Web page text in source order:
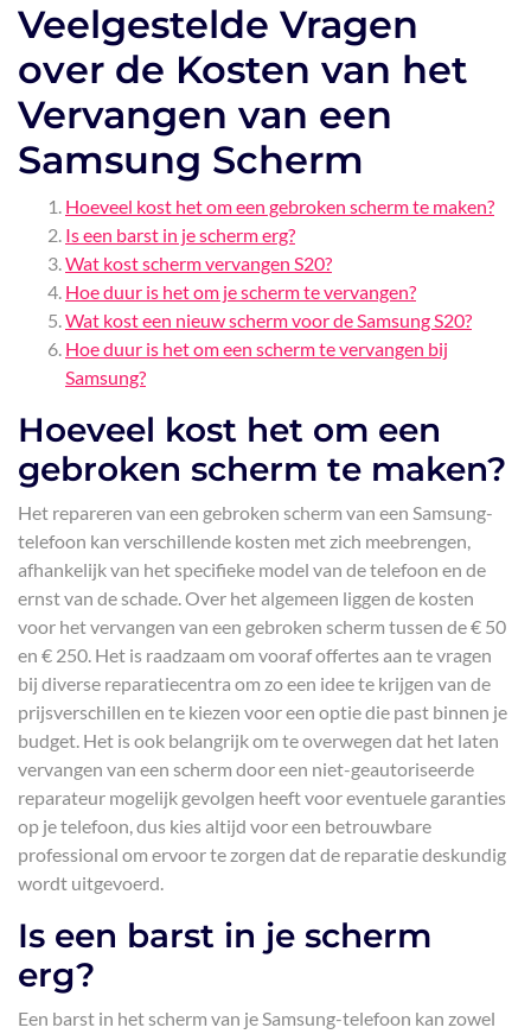
Veelgestelde Vragen
over de Kosten van het
Vervangen van een
Samsung Scherm
Hoeveel kost het om een gebroken scherm te maken?
Is een barst in je scherm erg?
Wat kost scherm vervangen S20?
Hoe duur is het om je scherm te vervangen?
Wat kost een nieuw scherm voor de Samsung S20?
Hoe duur is het om een scherm te vervangen bij
Samsung?
Hoeveel kost het om een
gebroken scherm te maken?
Het repareren van een gebroken scherm van een Samsung-
telefoon kan verschillende kosten met zich meebrengen,
afhankelijk van het specifieke model van de telefoon en de
ernst van de schade. Over het algemeen liggen de kosten
voor het vervangen van een gebroken scherm tussen de € 50
en € 250. Het is raadzaam om vooraf offertes aan te vragen
bij diverse reparatiecentra om zo een idee te krijgen van de
prijsverschillen en te kiezen voor een optie die past binnen je
budget. Het is ook belangrijk om te overwegen dat het laten
vervangen van een scherm door een niet-geautoriseerde
reparateur mogelijk gevolgen heeft voor eventuele garanties
op je telefoon, dus kies altijd voor een betrouwbare
professional om ervoor te zorgen dat de reparatie deskundig
wordt uitgevoerd.
Is een barst in je scherm
erg?
Een barst in het scherm van je Samsung-telefoon kan zowel